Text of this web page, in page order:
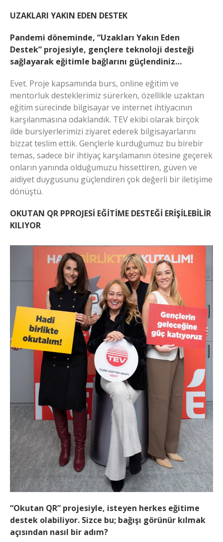
UZAKLARI YAKIN EDEN DESTEK
Pandemi döneminde, “Uzakları Yakın Eden
Destek” projesiyle, gençlere teknoloji desteği
sağlayarak eğitimle bağlarını güçlendiniz…
Evet. Proje kapsamında burs, online eğitim ve
mentorluk desteklerimiz sürerken, özellikle uzaktan
eğitim sürecinde bilgisayar ve internet ihtiyacının
karşılanmasına odaklandık. TEV ekibi olarak birçok
ilde bursiyerlerimizi ziyaret ederek bilgisayarlarını
bizzat teslim ettik. Gençlerle kurduğumuz bu birebir
temas, sadece bir ihtiyaç karşılamanın ötesine geçerek
onların yanında olduğumuzu hissettiren, güven ve
aidiyet duygusunu güçlendiren çok değerli bir iletişime
dönüştü.
OKUTAN QR PPROJESİ EĞİTİME DESTEĞİ ERİŞİLEBİLİR
KILIYOR
“Okutan QR” projesiyle, isteyen herkes eğitime
destek olabiliyor. Sizce bu; bağışı görünür kılmak
açısından nasıl bir adım?